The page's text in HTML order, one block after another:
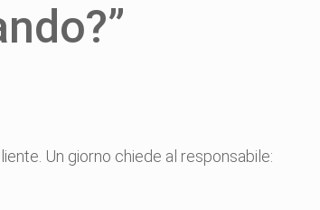
Un giorno chiede al responsabile: